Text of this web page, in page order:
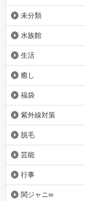
未分類
水族館
生活
癒し
福袋
紫外線対策
脱毛
芸能
行事
関ジャニ∞